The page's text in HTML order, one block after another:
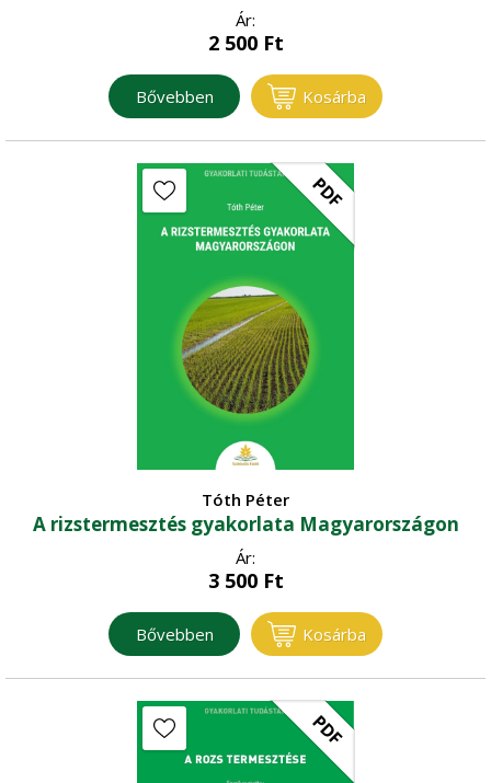
Ár:
2 500Ft
Bővebben Kosárba
PDF
Tóth Péter
A rizstermesztés gyakorlata Magyarországon
Ár:
3 500Ft
Bővebben Kosárba
PDF